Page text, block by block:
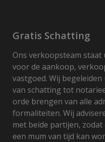
Gratis Schatting
Ons verkoopsteam staat
voor de aankoop,
vastgoed. Wij
van schatting tot
orde brengen van alle
formaliteiten. Wij
met beide partijen,
een mum van tijd kan